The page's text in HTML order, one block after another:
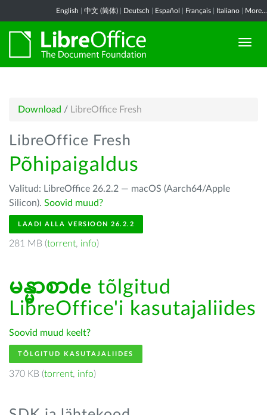
English 中文 (简体) Deutsch Español Français Italiano More...
Download / LibreOffice Fresh
LibreOffice Fresh
Põhipaigaldus
Valitud: LibreOffice 26.2.2 — macOS (Aarch64/Apple
Silicon). Soovid muud?
LAADI ALLA VERSIOON 26.2.2
281 MB (torrent, info)
မန္မာစာde tõlgitud
LibreOffice'i kasutajaliides
Soovid muud keelt?
TÕLGITUD KASUTAJALIIDES
370 KB (torrent, info)